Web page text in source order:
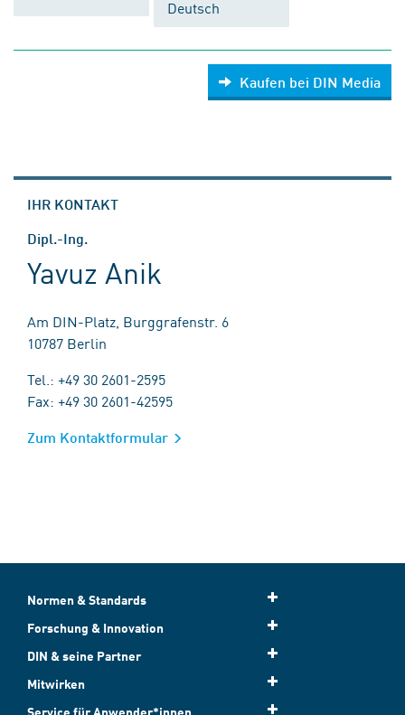
Deutsch
Kaufen bei DIN Media
IHR KONTAKT
Dipl.-Ing.
Yavuz Anik
Am DIN-Platz, Burggrafenstr. 6
10787 Berlin
Tel.: +49 30 2601-2595
Fax: +49 30 2601-42595
Zum Kontaktformular
Normen & Standards
Forschung & Innovation
DIN & seine Partner
Mitwirken
Service für Anwender*innen